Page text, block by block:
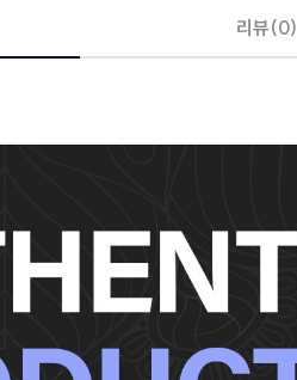
리뷰(0)